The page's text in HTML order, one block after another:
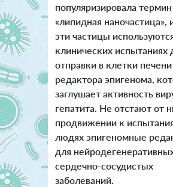
популяризировала термин
«липидная наночастица»,
эти частицы
клинических испытаниях
отправки в клетки печени
редактора эпигенома,
заглушает активность
гепатита. Не отстают от
продвижении к
людях эпигеномные
для
сердечно-сосудистых
заболеваний.